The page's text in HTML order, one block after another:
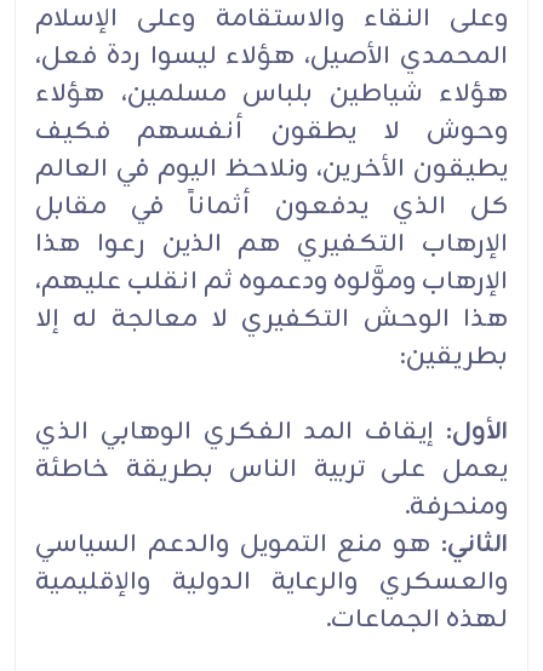
وعلى النقاء والاستقامة وعلى الإسلام
المحمدي الأصيل، هؤلاء ليسوا ردة فعل،
هؤلاء شياطين بلباس مسلمين، هؤلاء
وحوش لا يطقون أنفسهم فكيف
يطيقون الأخرين، ونلاحظ اليوم في العالم
كل الذي يدفعون أثماناً في مقابل
الإرهاب التكفيري هم الذين رعوا هذا
الإرهاب وموَّلوه ودعموه ثم انقلب عليهم،
هذا الوحش التكفيري لا معالجة له إلا
بطريقين:
الأول: إيقاف المد الفكري الوهابي الذي
يعمل على تربية الناس بطريقة خاطئة
ومنحرفة.
الثاني: هو منع التمويل والدعم السياسي
والعسكري والرعاية الدولية والإقليمية
لهذه الجماعات.